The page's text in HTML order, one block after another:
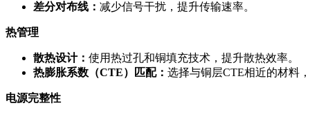
差分对布线： 减少信号干扰，提升传输速率。
热管理
散热设计： 使用热过孔和铜填充技术，提升散热效率。
热膨胀系数（CTE）匹配： 选择与铜层CTE相近的材料
电源完整性